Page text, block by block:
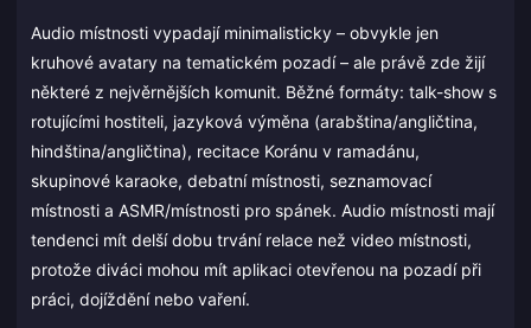
Audio místnosti vypadají minimalisticky – obvykle jen
kruhové avatary na tematickém pozadí – ale právě zde žijí
některé z nejvěrnějších komunit. Běžné formáty: talk-show s
rotujícími hostiteli, jazyková výměna (arabština/angličtina,
hindština/angličtina), recitace Koránu v ramadánu,
skupinové karaoke, debatní místnosti, seznamovací
místnosti a ASMR/místnosti pro spánek. Audio místnosti mají
tendenci mít delší dobu trvání relace než video místnosti,
protože diváci mohou mít aplikaci otevřenou na pozadí při
práci, dojíždění nebo vaření.